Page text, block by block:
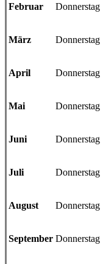
Februar Donnerstag
März Donnerstag
April Donnerstag
Mai Donnerstag
Juni Donnerstag
Juli Donnerstag
August Donnerstag
September Donnerstag